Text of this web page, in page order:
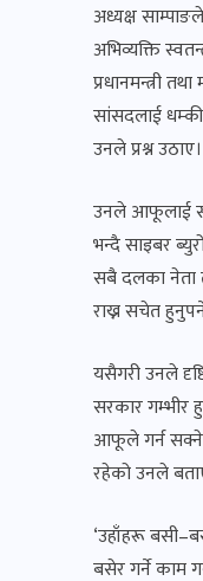
अध्यक्ष
अभिव्यक्ति
प्रधानमन्त्री
सांसदलाई
उनले प्रश्न उठाए।
उनले आफूलाई
भन्दै साइबर
सबै दलका नेता
राख्न सचेत
यसैगरी उनले
सरकार गम्भीर
आफूले गर्न सक्ने
रहेको उनले
‘उहाँहरू
बसेर गर्ने काम